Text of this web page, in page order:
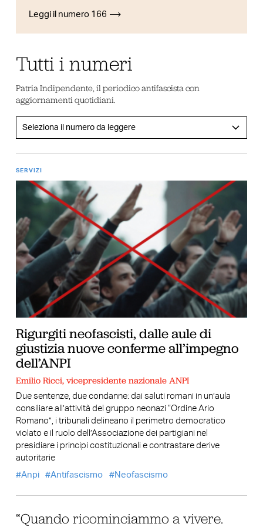
Leggi il numero 166
Tutti i numeri
Patria Indipendente, il periodico antifascista con
aggiornamenti quotidiani.
SERVIZI
Rigurgiti neofascisti, dalle aule di
giustizia nuove conferme all’impegno
dell’ANPI
Emilio Ricci, vicepresidente nazionale ANPI
Due sentenze, due condanne: dai saluti romani in un’aula
consiliare all’attività del gruppo neonazi “Ordine Ario
Romano”, i tribunali delineano il perimetro democratico
violato e il ruolo dell’Associazione dei partigiani nel
presidiare i principi costituzionali e contrastare derive
autoritarie
Anpi
Antifascismo Neofascismo
“Quando ricominciammo a vivere.